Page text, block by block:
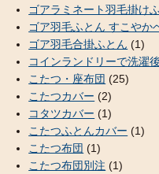
ゴアラミネート羽毛掛け
ゴア羽毛ふとん すこやか
ゴア羽毛合掛ふとん (1)
コインランドリーで洗濯
こたつ・座布団 (25)
こたつカバー (2)
コタツカバー (1)
こたつふとんカバー (1)
こたつ布団 (1)
こたつ布団別注 (1)